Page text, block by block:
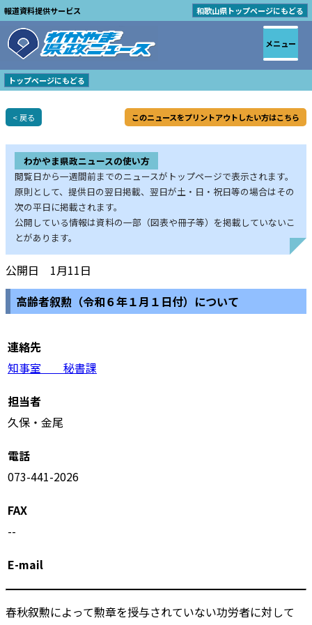
報道資料提供サービス 和歌山県トップページにもどる
トップページにもどる
< 戻る このニュースをプリントアウトしたい方はこちら
わかやま県政ニュースの使い方
閲覧日から一週間前までのニュースがトップページで表示されます。
原則として、提供日の翌日掲載、翌日が土・日・祝日等の場合はその
次の平日に掲載されます。
公開している情報は資料の一部（図表や冊子等）を掲載していないこ
とがあります。
公開日 1月11日
高齢者叙勲（令和６年１月１日付）について
連絡先
知事室 秘書課
担当者
久保・金尾
電話
073-441-2026
FAX
--
E-mail
春秋叙勲によって勲章を授与されていない功労者に対して
メニュー